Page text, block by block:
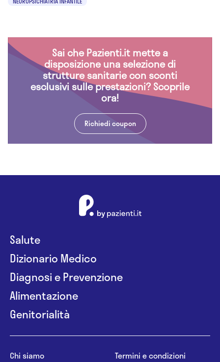
Sai che Pazienti.it mette a
disposizione una selezione di
strutture sanitarie con sconti
esclusivi sulle prestazioni? Scoprile
ora!
Richiedi coupon
Salute
Dizionario Medico
Diagnosi e Prevenzione
Alimentazione
Genitorialità
Chi siamo
Termini e condizioni